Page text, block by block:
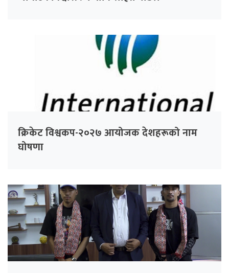
क्रिकेट विश्वकप-२०२७ आयोजक देशहरूको नाम
घोषणा